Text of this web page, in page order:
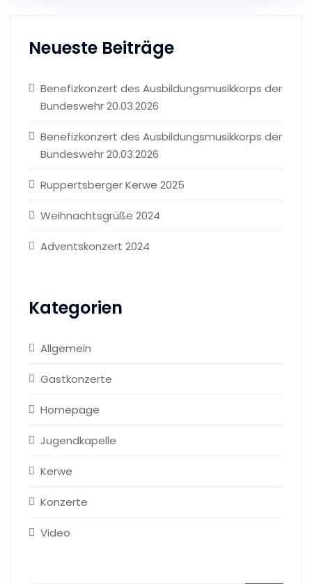
Neueste Beiträge
Benefizkonzert des Ausbildungsmusikkorps der
Bundeswehr 20.03.2026
Benefizkonzert des Ausbildungsmusikkorps der
Bundeswehr 20.03.2026
Ruppertsberger Kerwe 2025
Weihnachtsgrüße 2024
Adventskonzert 2024
Kategorien
Allgemein
Gastkonzerte
Homepage
Jugendkapelle
Kerwe
Konzerte
Video